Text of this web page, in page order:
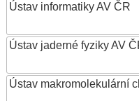
Ústav informatiky AV ČR
Ústav jaderné fyziky AV
Ústav makromolekulární